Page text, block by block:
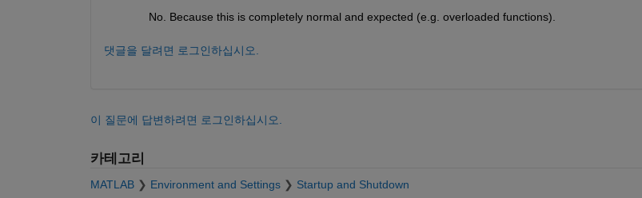
No. Because this is completely normal and expected (e.g. overloaded functions).
댓글을 달려면 로그인하십시오.
이 질문에 답변하려면 로그인하십시오.
카테고리
MATLAB Environment and Settings Startup and Shutdown